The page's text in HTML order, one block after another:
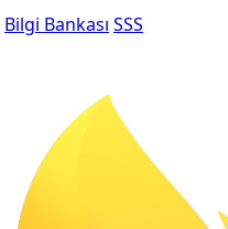
Bilgi Bankası SSS